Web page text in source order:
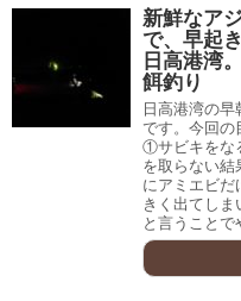
新鮮なア
で、早起
日高港湾
餌釣り
日高港湾の早
です。今回の
①サビキをな
を取らない
にアミエビだ
きく出てしま
と言うことで